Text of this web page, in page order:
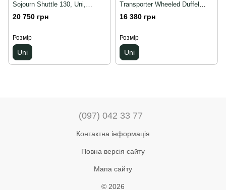
Sojourn Shuttle 130, Uni,
Чорний
20 750 грн
Розмір
Uni
Transporter Wheeled Duffel
120, Uni, Чорний
16 380 грн
Розмір
Uni
(097) 042 33 77
Контактна інформація
Повна версія сайту
Мапа сайту
© 2026